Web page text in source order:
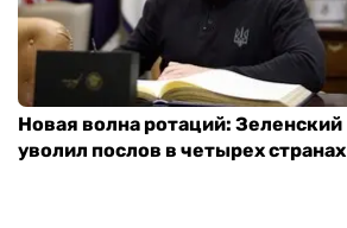
Новая волна ротаций: Зеленский
уволил послов в четырех странах